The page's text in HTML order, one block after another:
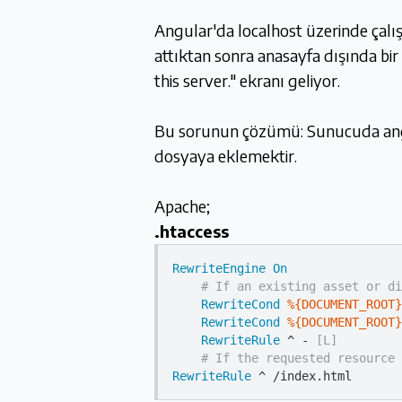
Angular'da localhost üzerinde
attıktan sonra anasayfa dışında
this server."ekranı geliyor.
Bu sorunun çözümü: Sunucuda
dosyaya eklemektir.
Apache;
.htaccess
RewriteEngine On
# If an existing asset or
RewriteCond %{DOCUMENT_ROOT}
RewriteCond %{DOCUMENT_ROOT}
RewriteRule ^ -
[L]
# If the requested
RewriteRule